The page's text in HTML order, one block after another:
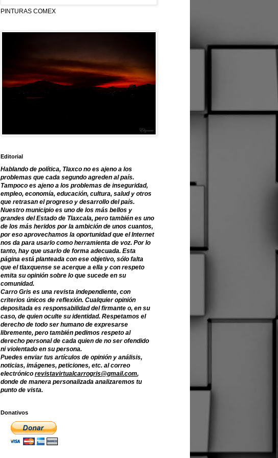
PINTURAS COMEX
Editorial
Hablando de política, Tlaxco no es ajeno a los
problemas que cada segundo agreden al país.
Tampoco es ajeno a los problemas de inseguridad,
empleo, economía, educación, cultura, salud y otros
que retrasan el progreso y desarrollo del país.
Nuestro municipio es uno de los más bellos y
grandes del Estado de Tlaxcala, pero también es uno
de los más heridos por la ambición de unos cuantos,
por eso aprovechamos la oportunidad que el Internet
nos da para usarlo como herramienta de voz. Por lo
tanto, hay que usarlo de forma adecuada. Esta
página está planteada con ese objetivo, sólo falta
que el tlaxquense se acerque a ella y con respeto
emita su opinión sobre lo que sucede en su
comunidad.
Carro Gris es una revista independiente, con
criterios únicos de reflexión. Cualquier opinión
depositada es responsabilidad del firmante o, en su
caso, de quien oculte su identidad. Respetamos el
derecho de todo ser humano de expresarse
libremente, pero también pedimos respeto al
derecho personal de cada quien de no ser ofendido
ni violentado en su persona.
Puedes enviar tus artículos de opinión y análisis,
noticias, imágenes, peticiones, etc. al correo
electrónico revistavirtualcarrogris@gmail.com,
donde de manera personalizada analizaremos tu
punto de vista.
Donativos